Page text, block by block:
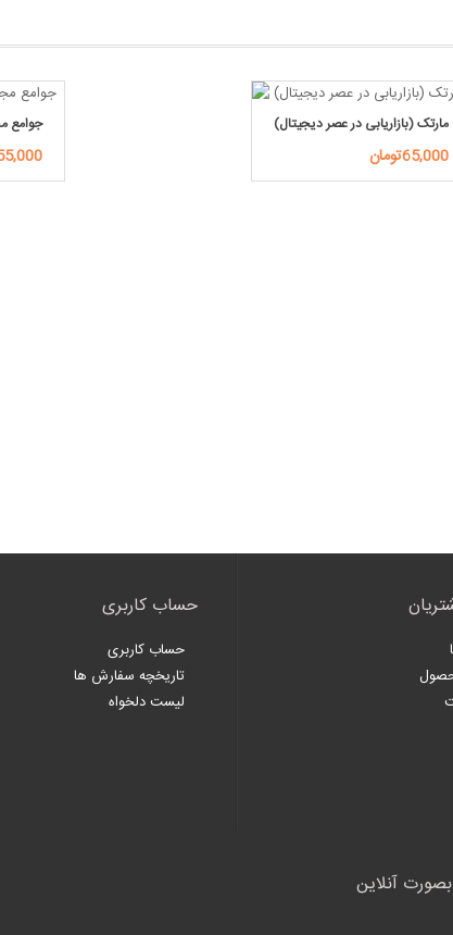
جوامع مارتک (بازاریابی در عصر دیجیتال)
65,000تومان
حساب کاربری
حساب کاربری
تاریخچه سفارش ها
لیست دلخواه
آنلاین